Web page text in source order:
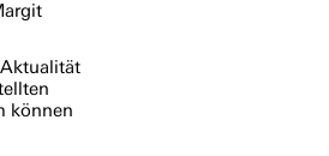
können